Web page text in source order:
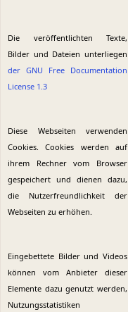
Die veröffentlichten Texte,
Bilder und Dateien unterliegen
der GNU Free Documentation
License 1.3
Diese Webseiten verwenden
Cookies. Cookies werden auf
ihrem Rechner vom Browser
gespeichert und dienen dazu,
die Nutzerfreundlichkeit der
Webseiten zu erhöhen.
Eingebettete Bilder und Videos
können vom Anbieter dieser
Elemente dazu genutzt werden,
Nutzungsstatistiken